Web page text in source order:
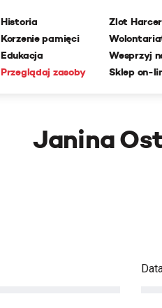
Historia
Korzenie pamięci
Edukacja
Przeglądaj zasoby
Zlot
Wesprzyj
Sklep on-
Janina